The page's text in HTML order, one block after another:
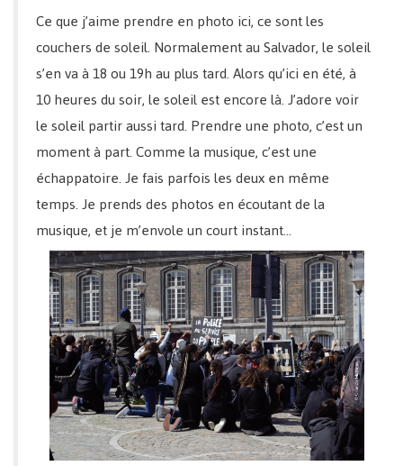
Ce que j’aime prendre en photo ici, ce sont les
couchers de soleil. Normalement au Salvador, le soleil
s’en va à 18 ou 19h au plus tard. Alors qu’ici en été, à
10 heures du soir, le soleil est encore là. J’adore voir
le soleil partir aussi tard. Prendre une photo, c’est un
moment à part. Comme la musique, c’est une
échappatoire. Je fais parfois les deux en même
temps. Je prends des photos en écoutant de la
musique, et je m’envole un court instant…